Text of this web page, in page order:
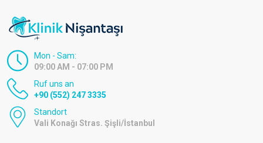
Mon - Sam:
09:00 AM - 07:00 PM
Ruf uns an
+90 (552) 247 3335
Standort
Vali Konağı Stras. Şişli/İstanbul